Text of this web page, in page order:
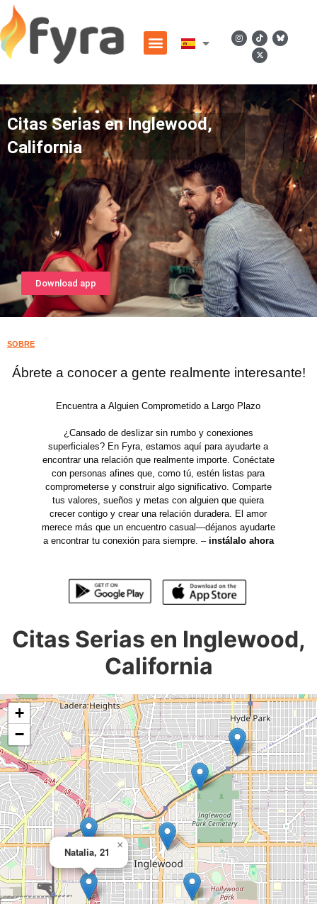
Citas Serias en Inglewood,
California
Download app
SOBRE
Ábrete a conocer a gente realmente interesante!
Encuentra a Alguien Comprometido a Largo Plazo
¿Cansado de deslizar sin rumbo y conexiones
superficiales? En Fyra, estamos aquí para ayudarte a
encontrar una relación que realmente importe. Conéctate
con personas afines que, como tú, estén listas para
comprometerse y construir algo significativo. Comparte
tus valores, sueños y metas con alguien que quiera
crecer contigo y crear una relación duradera. El amor
merece más que un encuentro casual—déjanos ayudarte
a encontrar tu conexión para siempre. – instálalo ahora
Citas Serias en Inglewood,
California
Natalia, 21
×
+
−